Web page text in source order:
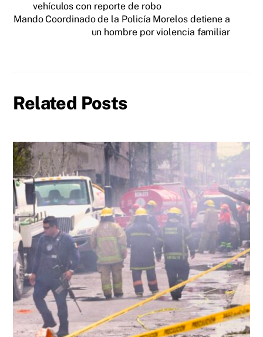
vehículos con reporte de robo
Mando Coordinado de la Policía Morelos detiene a
un hombre por violencia familiar
Related Posts